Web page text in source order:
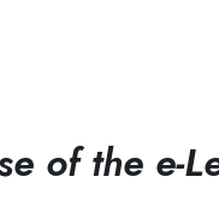
of the e-